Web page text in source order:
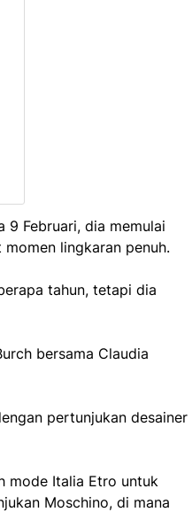
9 Februari, dia memulai
lingkaran penuh.
tahun, tetapi dia
bersama Claudia
pertunjukan desainer
mode Italia Etro untuk
Moschino, di mana